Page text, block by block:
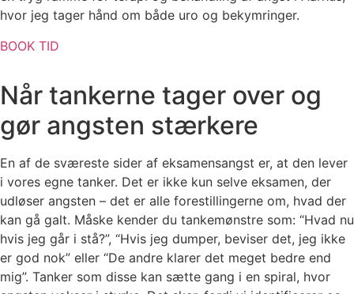
hvor jeg tager hånd om både uro og bekymringer.
BOOK TID
Når tankerne tager over og
gør angsten stærkere
En af de sværeste sider af eksamensangst er, at den lever
i vores egne tanker. Det er ikke kun selve eksamen, der
udløser angsten – det er alle forestillingerne om, hvad der
kan gå galt. Måske kender du tankemønstre som: “Hvad nu
hvis jeg går i stå?”, “Hvis jeg dumper, beviser det, jeg ikke
er god nok” eller “De andre klarer det meget bedre end
mig”. Tanker som disse kan sætte gang i en spiral, hvor